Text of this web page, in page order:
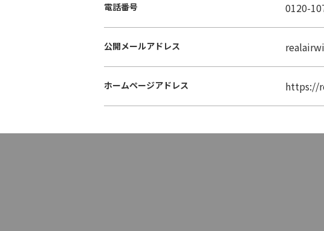
電話番号 0120-
公開メールアドレス
ホームページアドレス https://